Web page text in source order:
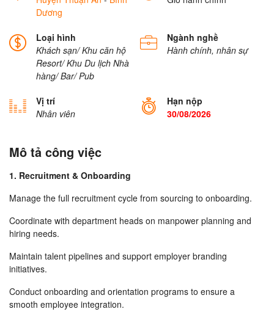
Dương
Loại hình
Khách sạn/ Khu căn hộ
Resort/ Khu Du lịch Nhà
hàng/ Bar/ Pub
Ngành nghề
Hành chính, nhân sự
Vị trí
Nhân viên
Hạn nộp
30/08/2026
Mô tả công việc
1. Recruitment & Onboarding
Manage the full recruitment cycle from sourcing to onboarding.
Coordinate with department heads on manpower planning and
hiring needs.
Maintain talent pipelines and support employer branding
initiatives.
Conduct onboarding and orientation programs to ensure a
smooth employee integration.